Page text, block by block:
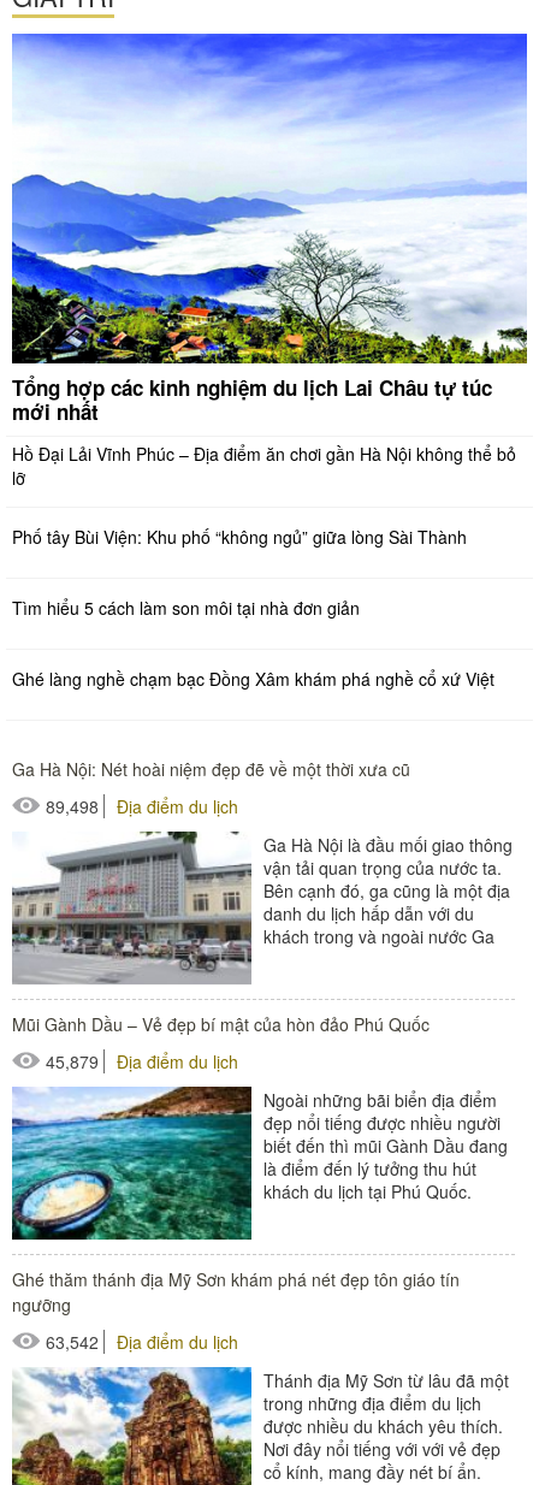
Tổng hợp các kinh nghiệm du lịch Lai Châu tự túc
mới nhất
Hồ Đại Lải Vĩnh Phúc – Địa điểm ăn chơi gần Hà Nội không thể bỏ
lỡ
Phố tây Bùi Viện: Khu phố “không ngủ” giữa lòng Sài Thành
Tìm hiểu 5 cách làm son môi tại nhà đơn giản
Ghé làng nghề chạm bạc Đồng Xâm khám phá nghề cổ xứ Việt
Ga Hà Nội: Nét hoài niệm đẹp đẽ về một thời xưa cũ
89,498
Địa điểm du lịch
Ga Hà Nội là đầu mối giao thông
vận tải quan trọng của nước ta.
Bên cạnh đó, ga cũng là một địa
danh du lịch hấp dẫn với du
khách trong và ngoài nước Ga
Mũi Gành Dầu – Vẻ đẹp bí mật của hòn đảo Phú Quốc
45,879
Địa điểm du lịch
Ngoài những bãi biển địa điểm
đẹp nổi tiếng được nhiều người
biết đến thì mũi Gành Dầu đang
là điểm đến lý tưởng thu hút
khách du lịch tại Phú Quốc.
Ghé thăm thánh địa Mỹ Sơn khám phá nét đẹp tôn giáo tín
ngưỡng
63,542
Địa điểm du lịch
Thánh địa Mỹ Sơn từ lâu đã một
trong những địa điểm du lịch
được nhiều du khách yêu thích.
Nơi đây nổi tiếng với với vẻ đẹp
cổ kính, mang đầy nét bí ẩn.